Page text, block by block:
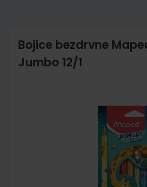
Bojice bezdrvne
Jumbo 12/1